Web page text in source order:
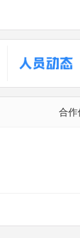
合作